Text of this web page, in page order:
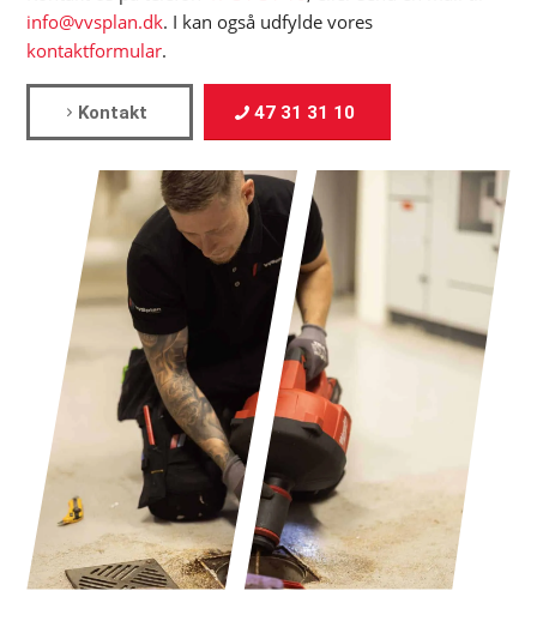
info@vvsplan.dk. I kan også udfylde vores
kontaktformular.
Kontakt 47 31 31 10